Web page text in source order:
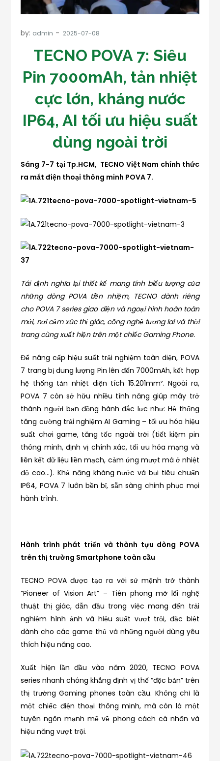
by: admin
TECNO POVA 7: Siêu
Pin 7000mAh, tản nhiệt
cực lớn, kháng nước
IP64, AI tối ưu hiệu suất
dùng ngoài trời
Sáng 7-7 tại Tp.HCM, TECNO Việt Nam chính thức
ra mắt điện thoại thông minh POVA 7.
Tái định nghĩa lại thiết kế mang tính biểu tượng của
những dòng POVA tiền nhiệm, TECNO dành riêng
cho POVA 7 series giao diện và ngoại hình hoàn toàn
mới, nơi cảm xúc thị giác, công nghệ tương lai và thời
trang cùng xuất hiện trên một chiếc Gaming Phone.
Để nâng cấp hiệu suất trải nghiệm toàn diện, POVA
7 trang bị dung lượng Pin lên đến 7000mAh, kết hợp
hệ thống tản nhiệt diện tích 15.201mm². Ngoài ra,
POVA 7 còn sở hữu nhiều tính năng giúp máy trở
thành người bạn đồng hành đắc lực như: Hệ thống
tăng cường trải nghiệm AI Gaming – tối ưu hóa hiệu
suất chơi game, tăng tốc ngoài trời (tiết kiệm pin
thông minh, định vị chính xác, tối ưu hóa mạng và
liên kết dữ liệu liền mạch, cảm ứng mượt mà ở nhiệt
độ cao…). Khả năng kháng nước và bụi tiêu chuẩn
IP64, POVA 7 luôn bền bỉ, sẵn sàng chinh phục mọi
hành trình.
Hành trình phát triển và thành tựu dòng POVA
trên thị trường Smartphone toàn cầu
TECNO POVA được tạo ra với sứ mệnh trở thành
“Pioneer of Vision Art” – Tiên phong mở lối nghệ
thuật thị giác, dẫn đầu trong việc mang đến trải
nghiệm hình ảnh và hiệu suất vượt trội, đặc biệt
dành cho các game thủ và những người dùng yêu
thích hiệu năng cao.
Xuất hiện lần đầu vào năm 2020, TECNO POVA
series nhanh chóng khẳng định vị thế “độc bản” trên
thị trường Gaming phones toàn cầu. Không chỉ là
một chiếc điện thoại thông minh, mà còn là một
tuyên ngôn mạnh mẽ về phong cách cá nhân và
hiệu năng vượt trội.